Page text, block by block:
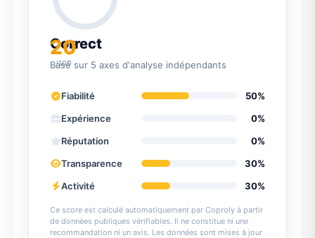
20
/100
Correct
Basé sur 5 axes d'analyse indépendants
Fiabilité
50%
Expérience
0%
Réputation
0%
Transparence
30%
Activité
30%
Ce score est calculé automatiquement par Coproly à partir
de données publiques vérifiables. Il ne constitue ni une
recommandation ni un avis. Les données sont mises à jour